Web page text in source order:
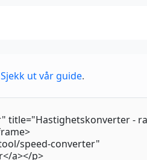
Sjekk ut vår guide.